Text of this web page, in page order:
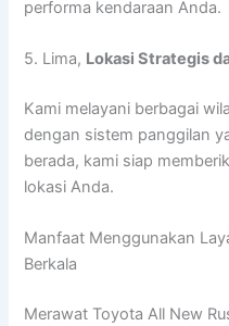
performa kendaraan Anda.
5. Lima, Lokasi Strategis
Kami melayani berbagai
dengan sistem panggilan
berada, kami siap
lokasi Anda.
Manfaat Menggunakan
Berkala
Merawat Toyota All New